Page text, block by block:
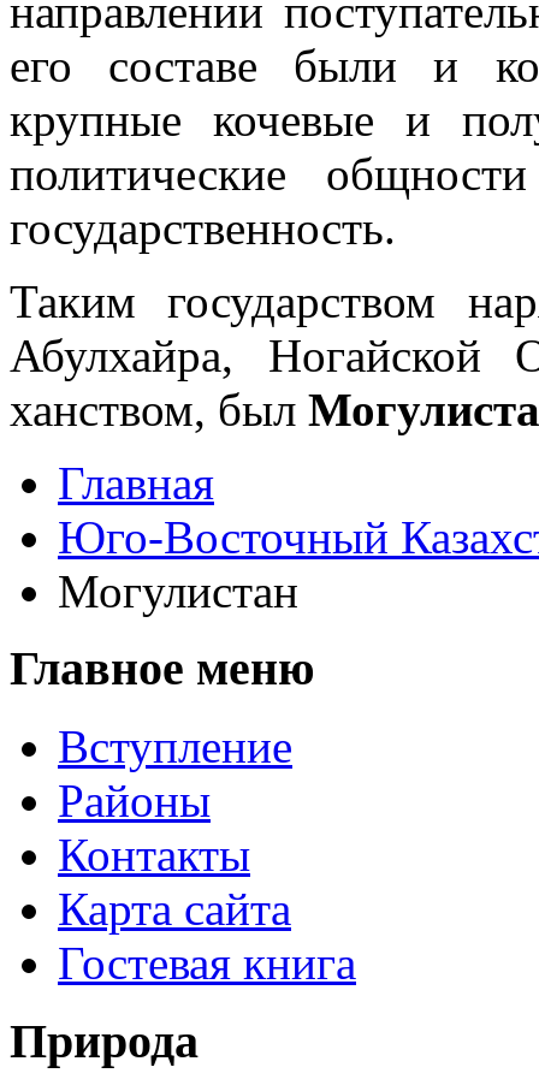
направлении
его составе были и
крупные кочевые и
политические
государственность.
Таким государством
Абулхайра,
ханством, был
Главная
Юго-Восточный
Могулистан
Главное меню
Вступление
Районы
Контакты
Карта сайта
Гостевая книга
Природа